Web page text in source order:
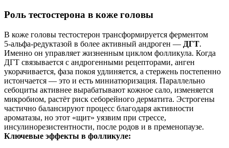
Роль тестостерона в коже головы
В коже головы тестостерон трансформируется ферментом
5‑альфа‑редуктазой в более активный андроген — ДГТ.
Именно он управляет жизненным циклом фолликула. Когда
ДГТ связывается с андрогенными рецепторами, анген
укорачивается, фаза покоя удлиняется, а стержень постепенно
истончается — это и есть миниатюризация. Параллельно
себоциты активнее вырабатывают кожное сало, изменяется
микробиом, растёт риск себорейного дерматита. Эстрогены
частично балансируют процесс благодаря активности
ароматазы, но этот «щит» уязвим при стрессе,
инсулинорезистентности, после родов и в пременопаузе.
Ключевые эффекты в фолликуле: